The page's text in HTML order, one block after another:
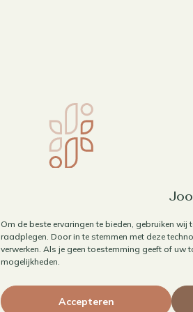
Om de beste ervaringen te bieden, gebruiken
raadplegen. Door in te stemmen met deze
verwerken. Als je geen toestemming geeft of
mogelijkheden.
Accepteren